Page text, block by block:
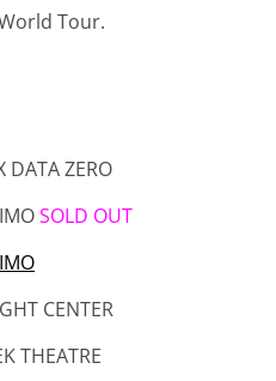
Tour.
DATA ZERO
SOLD OUT
CENTER
THEATRE